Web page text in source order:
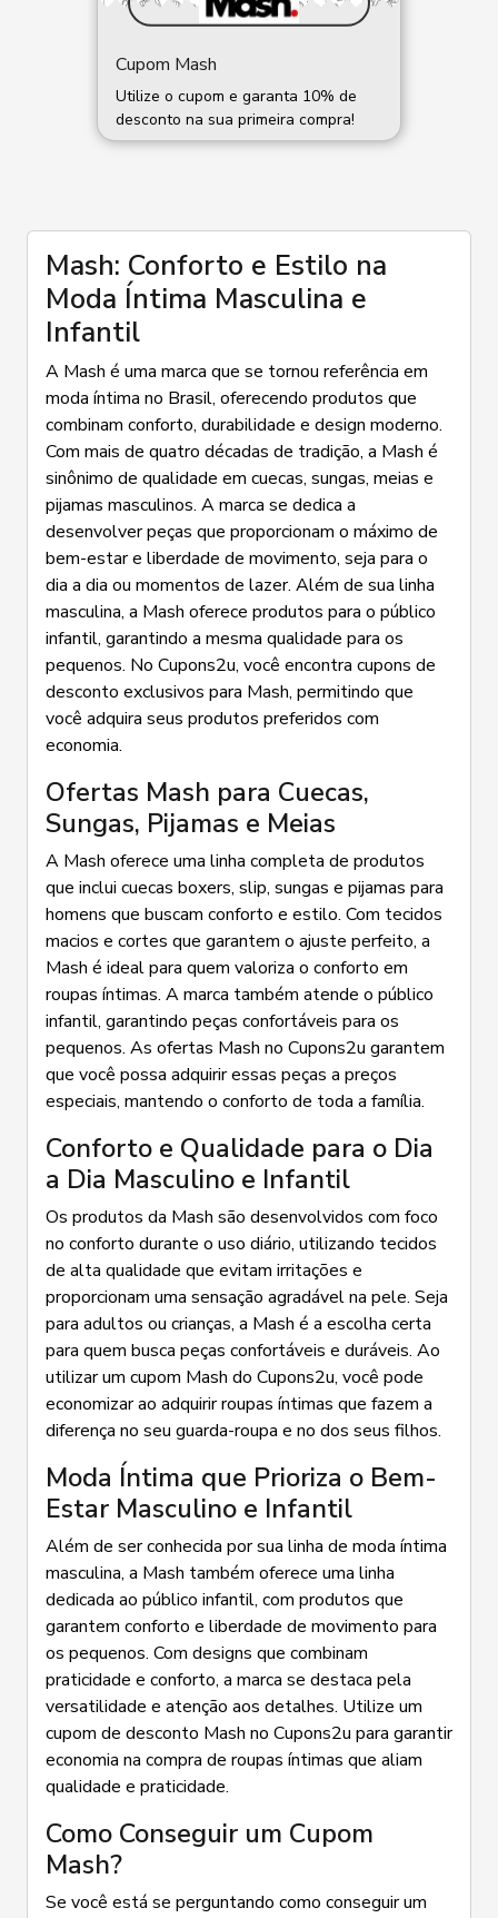
Cupom Mash
Utilize o cupom e garanta 10% de
desconto na sua primeira compra!
Mash: Conforto e Estilo na
Moda Íntima Masculina e
Infantil
A Mash é uma marca que se tornou referência em
moda íntima no Brasil, oferecendo produtos que
combinam conforto, durabilidade e design moderno.
Com mais de quatro décadas de tradição, a Mash é
sinônimo de qualidade em cuecas, sungas, meias e
pijamas masculinos. A marca se dedica a
desenvolver peças que proporcionam o máximo de
bem-estar e liberdade de movimento, seja para o
dia a dia ou momentos de lazer. Além de sua linha
masculina, a Mash oferece produtos para o público
infantil, garantindo a mesma qualidade para os
pequenos. No Cupons2u, você encontra cupons de
desconto exclusivos para Mash, permitindo que
você adquira seus produtos preferidos com
economia.
Ofertas Mash para Cuecas,
Sungas, Pijamas e Meias
A Mash oferece uma linha completa de produtos
que inclui cuecas boxers, slip, sungas e pijamas para
homens que buscam conforto e estilo. Com tecidos
macios e cortes que garantem o ajuste perfeito, a
Mash é ideal para quem valoriza o conforto em
roupas íntimas. A marca também atende o público
infantil, garantindo peças confortáveis para os
pequenos. As ofertas Mash no Cupons2u garantem
que você possa adquirir essas peças a preços
especiais, mantendo o conforto de toda a família.
Conforto e Qualidade para o Dia
a Dia Masculino e Infantil
Os produtos da Mash são desenvolvidos com foco
no conforto durante o uso diário, utilizando tecidos
de alta qualidade que evitam irritações e
proporcionam uma sensação agradável na pele. Seja
para adultos ou crianças, a Mash é a escolha certa
para quem busca peças confortáveis e duráveis. Ao
utilizar um cupom Mash do Cupons2u, você pode
economizar ao adquirir roupas íntimas que fazem a
diferença no seu guarda-roupa e no dos seus filhos.
Moda Íntima que Prioriza o Bem-
Estar Masculino e Infantil
Além de ser conhecida por sua linha de moda íntima
masculina, a Mash também oferece uma linha
dedicada ao público infantil, com produtos que
garantem conforto e liberdade de movimento para
os pequenos. Com designs que combinam
praticidade e conforto, a marca se destaca pela
versatilidade e atenção aos detalhes. Utilize um
cupom de desconto Mash no Cupons2u para garantir
economia na compra de roupas íntimas que aliam
qualidade e praticidade.
Como Conseguir um Cupom
Mash?
Se você está se perguntando como conseguir um